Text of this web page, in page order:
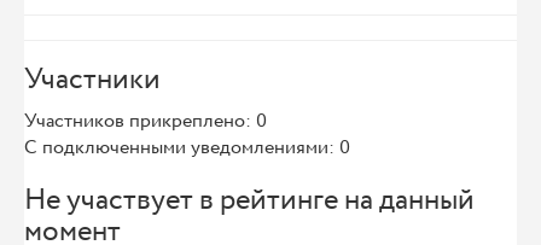
Участники
Участников прикреплено: 0
С подключенными уведомлениями: 0
Не участвует в рейтинге на данный
момент